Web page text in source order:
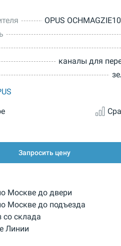
OPUS
каналы для
Запросить цену
Москве до двери
Москве до подъезда
склада
Линии